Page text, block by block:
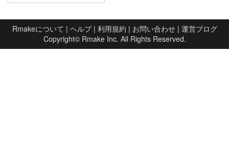
Rmakeについて | ヘルプ| 利用規約 | お問い合わせ| 運営ブログ
Copyright© Rmake Inc. All Rights Reserved.